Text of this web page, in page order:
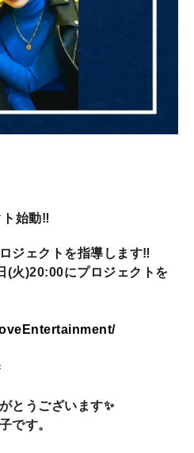
始動‼️
ジェクトを指導します‼️
火)20:00にプロジェクトを
とうございます✨️
です。